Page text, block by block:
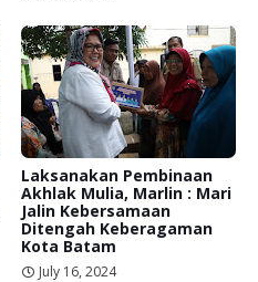
Laksanakan Pembinaan
Akhlak Mulia, Marlin : Mari
Jalin Kebersamaan
Ditengah Keberagaman
Kota Batam
July 16, 2024